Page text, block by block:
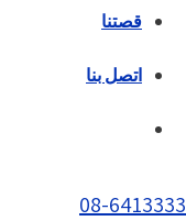
قصتنا
اتصل بنا
08-6413333